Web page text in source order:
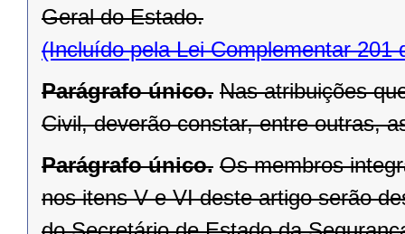
Geral do Estado.
(Incluído pela Lei Complementar 201
Parágrafo único. Nas atribuições
Civil, deverão constar, entre outras,
Parágrafo único. Os membros
nos itens V e VI deste artigo serão